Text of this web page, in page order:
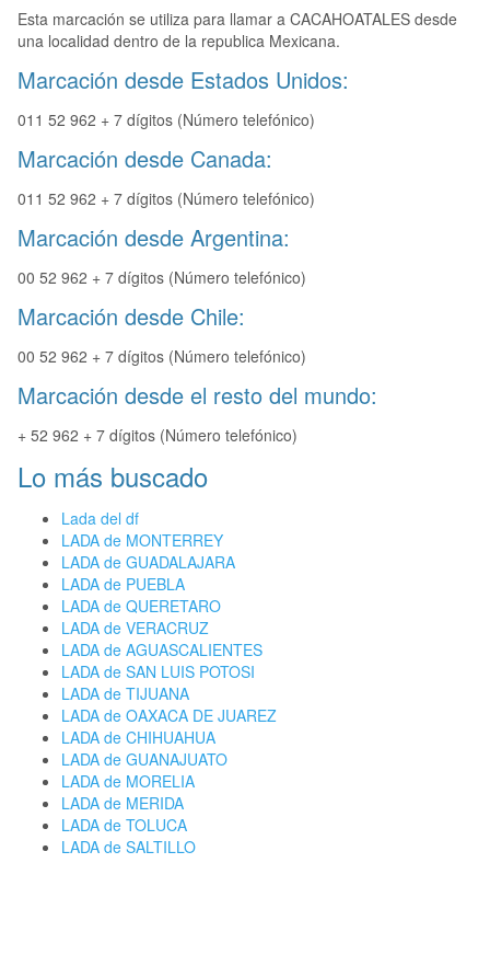
Esta marcación se utiliza para llamar a CACAHOATALES desde
una localidad dentro de la republica Mexicana.
Marcación desde Estados Unidos:
011 52 962 + 7 dígitos (Número telefónico)
Marcación desde Canada:
011 52 962 + 7 dígitos (Número telefónico)
Marcación desde Argentina:
00 52 962 + 7 dígitos (Número telefónico)
Marcación desde Chile:
00 52 962 + 7 dígitos (Número telefónico)
Marcación desde el resto del mundo:
+ 52 962 + 7 dígitos (Número telefónico)
Lo más buscado
Lada del df
LADA de MONTERREY
LADA de GUADALAJARA
LADA de PUEBLA
LADA de QUERETARO
LADA de VERACRUZ
LADA de AGUASCALIENTES
LADA de SAN LUIS POTOSI
LADA de TIJUANA
LADA de OAXACA DE JUAREZ
LADA de CHIHUAHUA
LADA de GUANAJUATO
LADA de MORELIA
LADA de MERIDA
LADA de TOLUCA
LADA de SALTILLO